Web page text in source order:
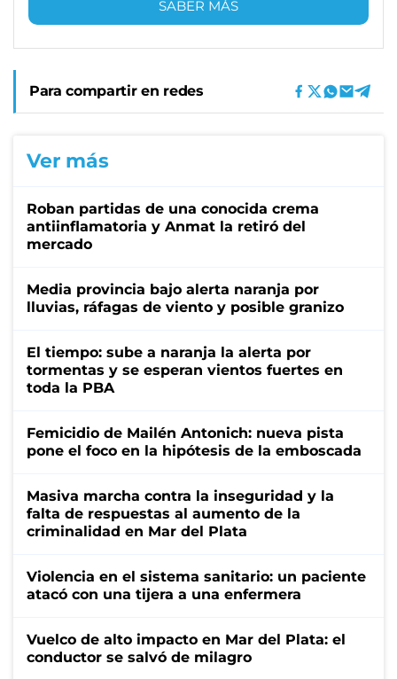
SABER MÁS
Para compartir en redes
Ver más
Roban partidas de una conocida crema
antiinflamatoria y Anmat la retiró del
mercado
Media provincia bajo alerta naranja por
lluvias, ráfagas de viento y posible granizo
El tiempo: sube a naranja la alerta por
tormentas y se esperan vientos fuertes en
toda la PBA
Femicidio de Mailén Antonich: nueva pista
pone el foco en la hipótesis de la emboscada
Masiva marcha contra la inseguridad y la
falta de respuestas al aumento de la
criminalidad en Mar del Plata
Violencia en el sistema sanitario: un paciente
atacó con una tijera a una enfermera
Vuelco de alto impacto en Mar del Plata: el
conductor se salvó de milagro